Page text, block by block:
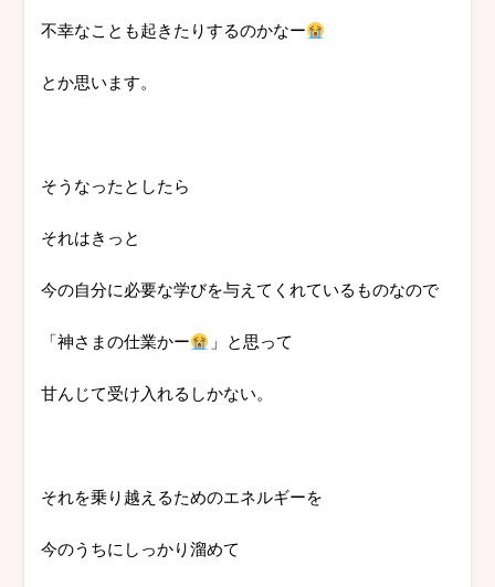
不幸なことも起きたりするのかなー
とか思います。
そうなったとしたら
それはきっと
今の自分に必要な学びを与えてくれているものなので
「神さまの仕業かー 」と思って
甘んじて受け入れるしかない。
それを乗り越えるためのエネルギーを
今のうちにしっかり溜めて